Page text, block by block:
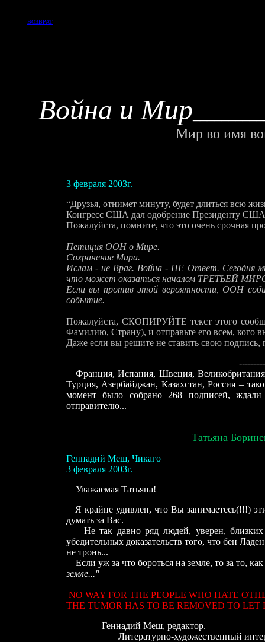
ВОЗВРАТ
Война и Мир
Мир во имя
3 февраля 2003г.
“Друзья, отнимет минуту, будет длиться всю
Конгресс США дал одобрение Президенту
Пожалуйста, помните, что это очень срочная
Петиция ООН о Мире.
Сохранение Мира.
Ислам - не Враг. Война - НЕ Ответ. Сегодня
что может оказаться началом ТРЕТЬЕЙ
Если вы против этой вероятности, ООН
событие.
Пожалуйста, СКОПИРУЙТЕ текст этого
Фамилию, Страну), и отправьте его всем, кого
Даже если вы решите не ставить свою подпись,
Франция, Испания, Швеция,
Турция, Азербайджан, Казахстан, Россия –
момент было собрано 268 подписей,
отправителю...
Татьяна
Геннадий Меш, Чикаго
3 февраля 2003г.
Уважаемая Татьяна!
Я крайне удивлен, что Вы занимаетесь(!!!)
думать за Вас.
Не так давно ряд людей, уверен, близких
убедительных доказательств того, что бен
не тронь...
Если уж за что бороться на земле, то за то,
земле..."
NO WAY FOR THE PEOPLE WHO HATE
THE TUMOR HAS TO BE REMOVED TO LET
Геннадий Меш, редактор.
Литературно-художественный